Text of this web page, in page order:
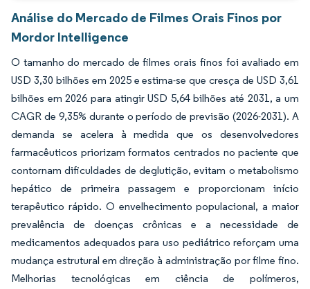
Análise do Mercado de Filmes Orais Finos por
Mordor Intelligence
O tamanho do mercado de filmes orais finos foi avaliado em
USD 3,30 bilhões em 2025 e estima-se que cresça de USD 3,61
bilhões em 2026 para atingir USD 5,64 bilhões até 2031, a um
CAGR de 9,35% durante o período de previsão (2026-2031). A
demanda se acelera à medida que os desenvolvedores
farmacêuticos priorizam formatos centrados no paciente que
contornam dificuldades de deglutição, evitam o metabolismo
hepático de primeira passagem e proporcionam início
terapêutico rápido. O envelhecimento populacional, a maior
prevalência de doenças crônicas e a necessidade de
medicamentos adequados para uso pediátrico reforçam uma
mudança estrutural em direção à administração por filme fino.
Melhorias tecnológicas em ciência de polímeros,